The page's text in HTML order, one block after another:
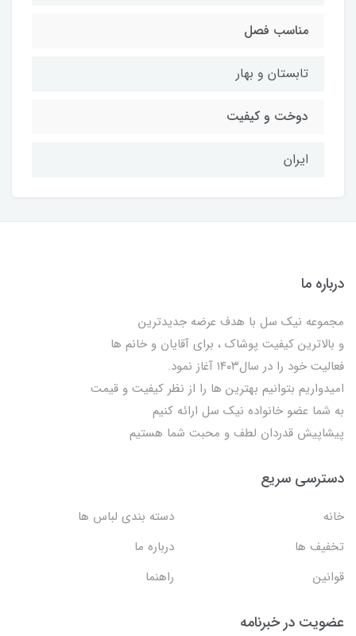
مناسب فصل
تابستان و بهار
دوخت و کیفیت
ایران
درباره ما
مجموعه نیک سل با هدف عرضه جدیدترین
و بالاترین کیفیت پوشاک ، برای آقایان و خانم ها
فعالیت خود را در سال۱۴۰۳ آغاز نمود.
امیدواریم بتوانیم بهترین ها را از نظر کیفیت و قیمت
به شما عضو خانواده نیک سل ارائه کنیم
پیشاپیش قدردان لطف و محبت شما هستیم
دسترسی سریع
خانه
دسته بندی لباس ها
تخفیف ها
درباره ما
قوانین
راهنما
عضویت در خبرنامه